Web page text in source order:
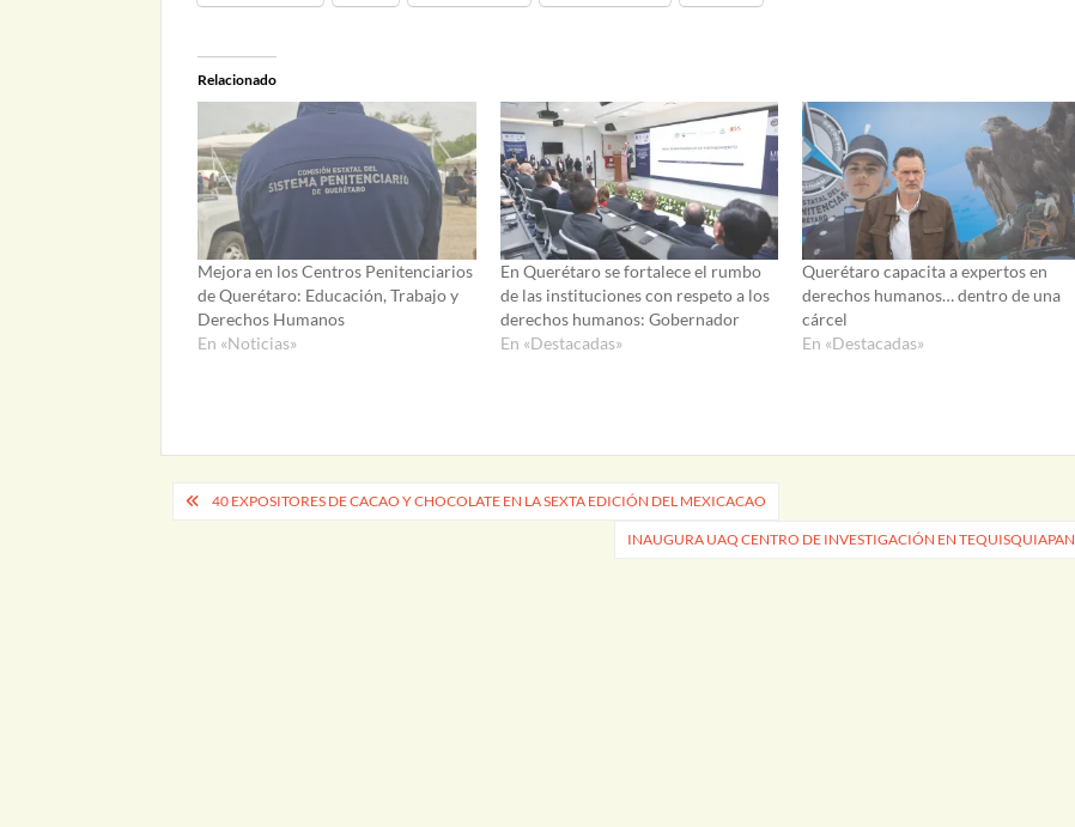
Relacionado
Mejora en los Centros Penitenciarios
de Querétaro: Educación, Trabajo y
Derechos Humanos
En «Noticias»
En Querétaro se fortalece el rumbo
de las instituciones con respeto a los
derechos humanos: Gobernador
En «Destacadas»
Querétaro capacita a expertos en
derechos humanos… dentro de una
cárcel
En «Destacadas»
Navegación
40 EXPOSITORES DE CACAO Y CHOCOLATE EN LA SEXTA EDICIÓN DEL MEXICACAO
INAUGURA UAQ CENTRO DE INVESTIGACIÓN EN TEQUISQUIAPAN